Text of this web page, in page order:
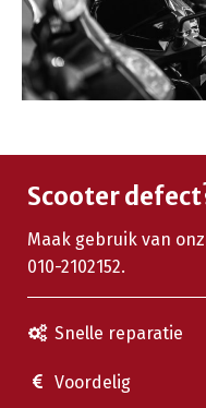
Scooter
Maak gebruik van
010-2102152.
Snelle reparatie
Voordelig